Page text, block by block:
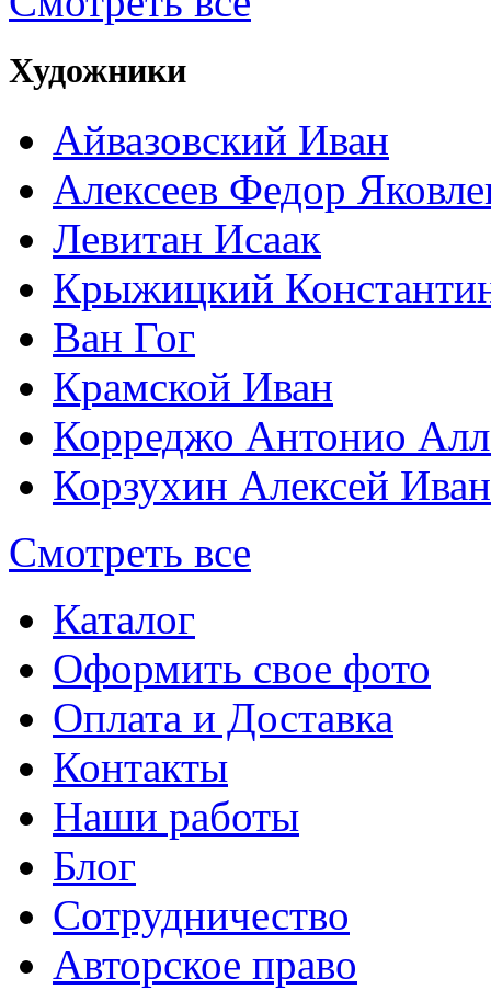
Художники
Айвазовский Иван
Алексеев Федор
Левитан Исаак
Крыжицкий
Ван Гог
Крамской Иван
Корреджо Антонио
Корзухин Алексей
Смотреть все
Каталог
Оформить свое фото
Оплата и Доставка
Контакты
Наши работы
Блог
Сотрудничество
Авторское право